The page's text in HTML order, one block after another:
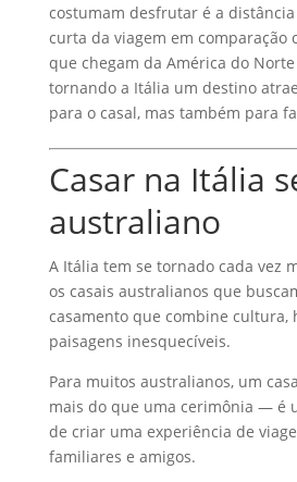
costumam desfrutar é a
curta da viagem em comparação
que chegam da América do
tornando a Itália um destino
para o casal, mas também para
Casar na Itália
australiano
A Itália tem se tornado cada vez
os casais australianos que
casamento que combine cultura,
paisagens inesquecíveis.
Para muitos australianos, um
mais do que uma cerimônia — é
de criar uma experiência de
familiares e amigos.